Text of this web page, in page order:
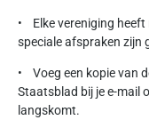
• Elke vereniging heeft
speciale afspraken zijn
• Voeg een kopie van
Staatsblad bij je e-mail
langskomt.